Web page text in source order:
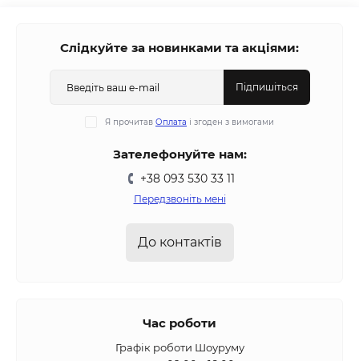
Слідкуйте за новинками та акціями:
Підпишіться
Я прочитав Оплата і згоден з вимогами
Зателефонуйте нам:
+38 093 530 33 11
Передзвоніть мені
До контактів
Час роботи
Графік роботи Шоуруму